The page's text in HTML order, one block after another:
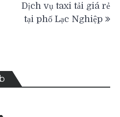
Dịch vụ taxi tải giá rẻ
tại phố Lạc Nghiệp